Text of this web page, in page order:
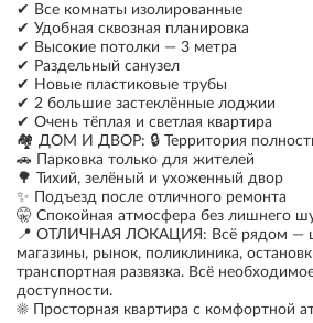
✔ Все комнаты изолированные
✔ Удобная сквозная планировка
✔ Высокие потолки — 3 метра
✔ Раздельный санузел
✔ Новые пластиковые трубы
✔ 2 большие застеклённые лоджии
✔ Очень тёплая и светлая квартира
🏘 ДОМ И ДВОР: 🔒 Территория
🚗 Парковка только для жителей
🌳 Тихий, зелёный и ухоженный двор
✨ Подъезд после отличного ремонта
🤫 Спокойная атмосфера без лишнего
📍 ОТЛИЧНАЯ ЛОКАЦИЯ: Всё рядом —
магазины, рынок, поликлиника,
транспортная развязка. Всё
доступности.
☀ Просторная квартира с комфортной